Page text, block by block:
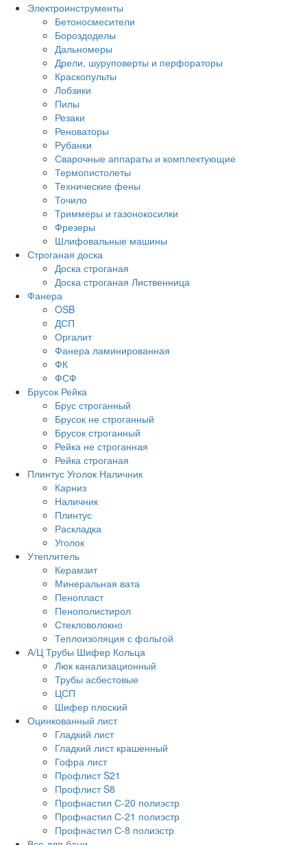
Электроинструменты
Бетоносмесители
Бороздоделы
Дальномеры
Дрели, шуруповерты и перфораторы
Краскопульты
Лобзики
Пилы
Резаки
Реноваторы
Рубанки
Сварочные аппараты и комплектующие
Термопистолеты
Технические фены
Точило
Триммеры и газонокосилки
Фрезеры
Шлифовальные машины
Строганая доска
Доска строганая
Доска строганая Лиственница
Фанера
OSB
ДСП
Оргалит
Фанера ламинированная
ФК
ФСФ
Брусок Рейка
Брус строганный
Брусок не строганный
Брусок строганный
Рейка не строганная
Рейка строганая
Плинтус Уголок Наличник
Карниз
Наличник
Плинтус
Раскладка
Уголок
Утеплитель
Керамзит
Минеральная вата
Пенопласт
Пенополистирол
Стекловолокно
Теплоизоляция с фольгой
А/Ц Трубы Шифер Кольца
Люк канализационный
Трубы асбестовые
ЦСП
Шифер плоский
Оцинкованный лист
Гладкий лист
Гладкий лист крашенный
Гофра лист
Профлист S21
Профлист S8
Профнастил С-20 полиэстр
Профнастил С-21 полиэстр
Профнастил С-8 полиэстр